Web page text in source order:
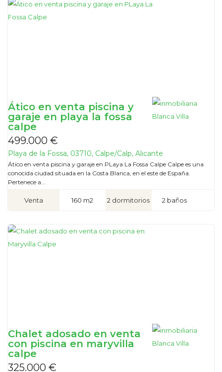
Ático en venta piscina y
garaje en playa la fossa
calpe
499.000 €
Playa de la Fossa, 03710, Calpe/Calp, Alicante
Ático en venta piscina y garaje en PLaya La Fossa Calpe Calpe es una
conocida ciudad situada en la Costa Blanca, en el este de España.
Pertenece a...
Venta 160 m2 2 dormitorios 2 baños
Chalet adosado en venta
con piscina en maryvilla
calpe
325.000 €